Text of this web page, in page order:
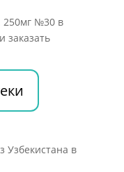
250мг №30 в
заказать